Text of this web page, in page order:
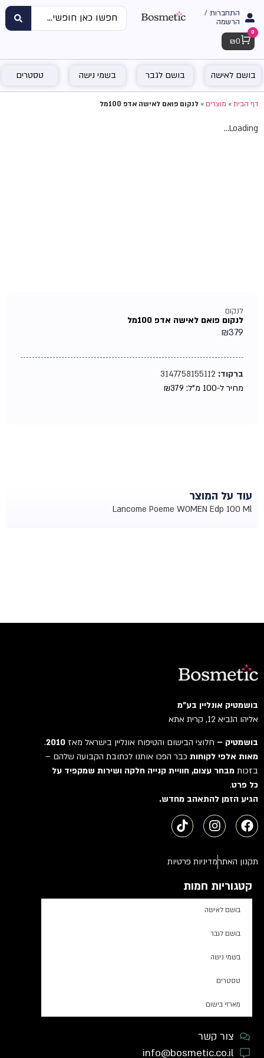
התחברות /
הרשמה
Cart
0
₪ 0
בושם לאישה בושם לגבר בשמי נישה טסטרים
דף הבית»מוצרים»לנקום פואם לאישה אדפ 100מל
Loading...
לנקום
לנקום פואם לאישה אדפ 100מל
₪379
ברקוד:3147758155112
מחיר ל-100 מ"ל:
₪379
עוד על המוצר
Lancome Poeme WOMEN Edp 100 Ml
בושמטיק אונליין בע"מ
אליהו הנביא 12, קרית אתא
בושמטיק –חלוצי הבישום והטיפוח אונליין בישראל מאז2010
.
מאות אלפי לקוחותכבר הפכו אותנו לכתובת הקבועה שלהם –
בזכותמבחר עצום, חוויית קנייה חלקה ושירות שמקפיד על
כל פרט.
הגיע הזמן להתאהב מחדש.
תקנון האתרמדיניות פרטיות
קטגוריות חמות
בושם לאישה
בושם לגבר
בשמי נישה
טסטרים
מארזי בישום
צור קשר
info@bosmetic.co.il